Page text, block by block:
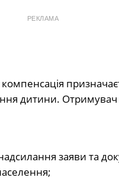
РЕКЛАМА
дитини.
заяви та